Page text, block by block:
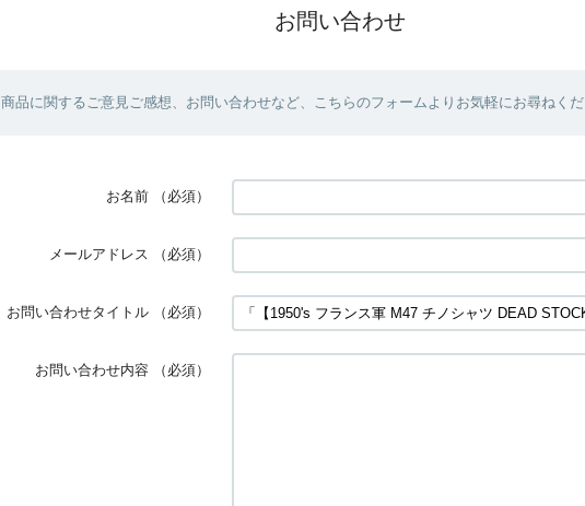
お問い合わせ
商品に関するご意見ご感想、お問い合わせなど、こちらのフォームよりお気軽にお尋ねく
お名前 （必須）
メールアドレス （必須）
お問い合わせタイトル （必須）
お問い合わせ内容 （必須）